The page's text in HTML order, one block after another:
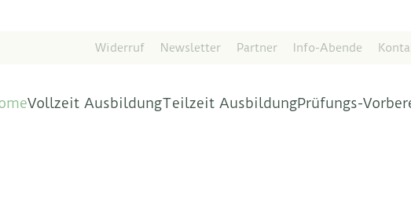
Widerruf Newsletter Partner Info-Abende
Vollzeit AusbildungTeilzeit AusbildungPrüfungs-